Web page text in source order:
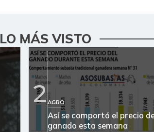
Ahuyamín
Ajo
Ají dulce
Ají topito dulce
Alas de pollo sin costillar
LO MÁS VISTO
2AGRO
Así se comportó el precio
ganado esta semana